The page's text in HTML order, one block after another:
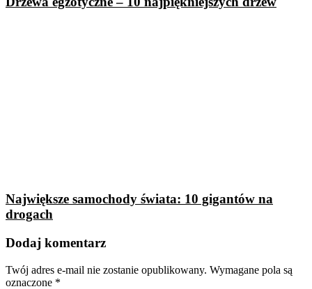
Największe samochody świata: 10 gigantów na
drogach
Dodaj komentarz
Twój adres e-mail nie zostanie opublikowany. Wymagane pola są
oznaczone *